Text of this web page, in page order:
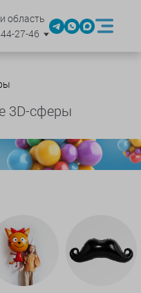
область
27-46
3D-сферы